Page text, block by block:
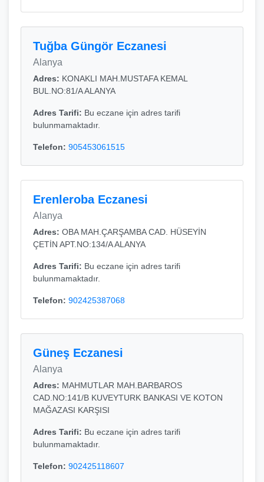
Tuğba Güngör Eczanesi
Alanya
Adres: KONAKLI MAH.MUSTAFA KEMAL
BUL.NO:81/A ALANYA
Adres Tarifi: Bu eczane için adres tarifi
bulunmamaktadır.
Telefon: 905453061515
Erenleroba Eczanesi
Alanya
Adres: OBA MAH.ÇARŞAMBA CAD. HÜSEYİN
ÇETİN APT.NO:134/A ALANYA
Adres Tarifi: Bu eczane için adres tarifi
bulunmamaktadır.
Telefon: 902425387068
Güneş Eczanesi
Alanya
Adres: MAHMUTLAR MAH.BARBAROS
CAD.NO:141/B KUVEYTURK BANKASI VE KOTON
MAĞAZASI KARŞISI
Adres Tarifi: Bu eczane için adres tarifi
bulunmamaktadır.
Telefon: 902425118607